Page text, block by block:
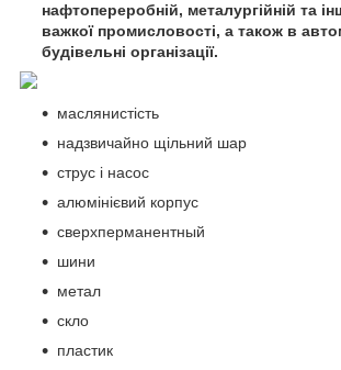
нафтопереробній, металургійній та
важкої промисловості, а також в
будівельні організації.
маслянистість
надзвичайно щільний шар
струс і насос
алюмінієвий корпус
сверхперманентный
шини
метал
скло
пластик